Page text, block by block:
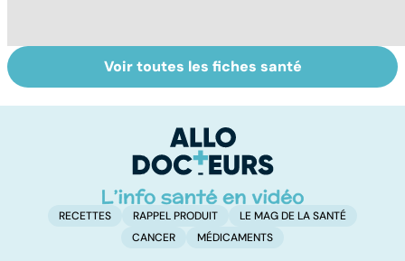
Suicide : prévenir
le passage à
Comment
maîtriser le
Voir toutes les fiches santé
RECETTES RAPPEL PRODUIT
LE MAG DE LA SANTÉ
CANCER
MÉDICAMENTS